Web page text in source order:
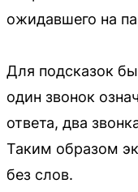
ожидавшего на
Для подсказок
один звонок
ответа, два
Таким образом
без слов.